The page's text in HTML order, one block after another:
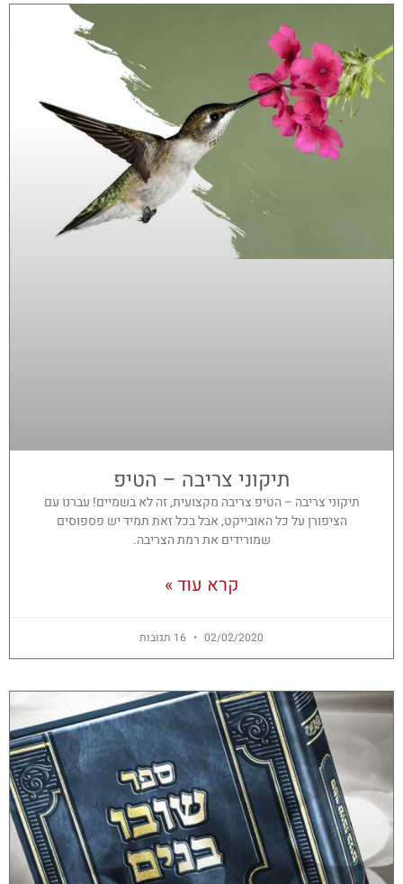
תיקוני צריבה – הטיפ
תיקוני צריבה – הטיפ צריבה מקצועית, זה לא בשמיים! עברנו עם
הציפורן על כל האובייקט, אבל בכל זאת תמיד יש פספוסים
שמורידים את רמת הצריבה.
קרא עוד »
02/02/2020